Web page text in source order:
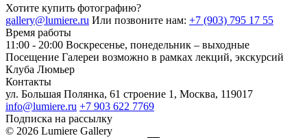
Хотите купить фотографию?
gallery@lumiere.ru Или позвоните нам: +7 (903) 795 17 55
Время работы
11:00 - 20:00 Воскресенье, понедельник – выходные
Посещение Галереи возможно в рамках лекций, экскурсий
Клуба Люмьер
Контакты
ул. Большая Полянка, 61 строение 1, Москва, 119017
info@lumiere.ru +7 903 622 7769
Подписка на рассылку
© 2026 Lumiere Gallery